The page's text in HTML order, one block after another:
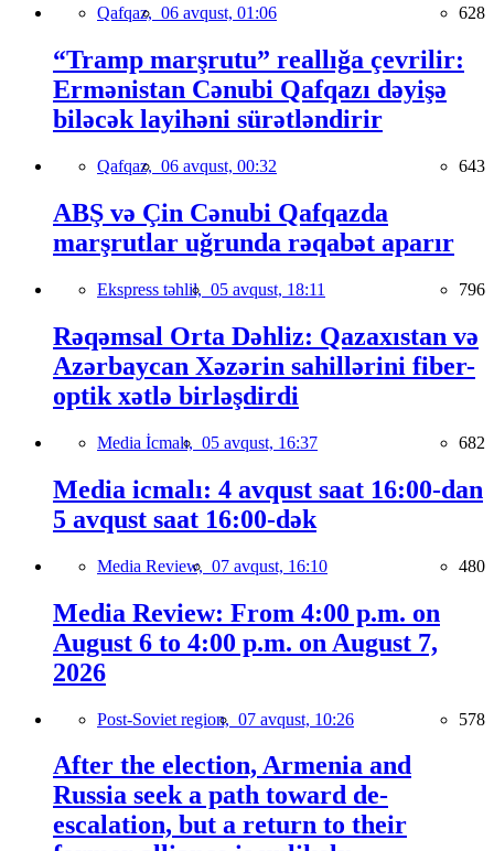
Qafqaz, 06 avqust, 01:06 628
“Tramp marşrutu” reallığa çevrilir:
Ermənistan Cənubi Qafqazı dəyişə
biləcək layihəni sürətləndirir
Qafqaz, 06 avqust, 00:32 643
ABŞ və Çin Cənubi Qafqazda
marşrutlar uğrunda rəqabət aparır
Ekspress təhlil, 05 avqust, 18:11 796
Rəqəmsal Orta Dəhliz: Qazaxıstan və
Azərbaycan Xəzərin sahillərini fiber-
optik xətlə birləşdirdi
Media İcmalı, 05 avqust, 16:37 682
Media icmalı: 4 avqust saat 16:00-dan
5 avqust saat 16:00-dək
Media Review, 07 avqust, 16:10 480
Media Review: From 4:00 p.m. on
August 6 to 4:00 p.m. on August 7,
2026
Post-Soviet region, 07 avqust, 10:26 578
After the election, Armenia and
Russia seek a path toward de-
escalation, but a return to their